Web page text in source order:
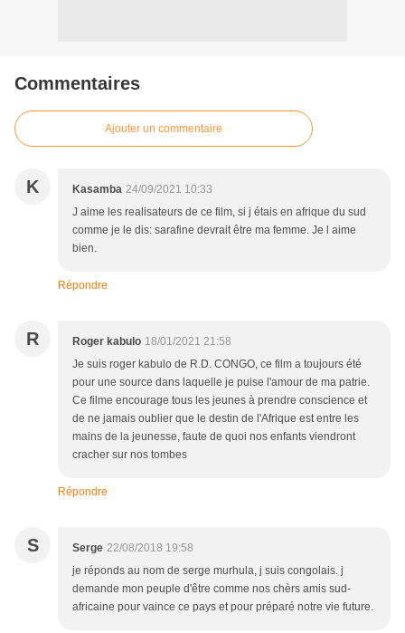
Commentaires
Ajouter un commentaire
K Kasamba 24/09/2021 10:33
J aime les realisateurs de ce film, si j étais en afrique du sud
comme je le dis: sarafine devrait être ma femme. Je l aime
bien.
Répondre
R Roger kabulo 18/01/2021 21:58
Je suis roger kabulo de R.D. CONGO, ce film a toujours été
pour une source dans laquelle je puise l'amour de ma patrie.
Ce filme encourage tous les jeunes à prendre conscience et
de ne jamais oublier que le destin de l'Afrique est entre les
mains de la jeunesse, faute de quoi nos enfants viendront
cracher sur nos tombes
Répondre
S Serge 22/08/2018 19:58
je réponds au nom de serge murhula, j suis congolais. j
demande mon peuple d'être comme nos chèrs amis sud-
africaine pour vaince ce pays et pour préparé notre vie future.